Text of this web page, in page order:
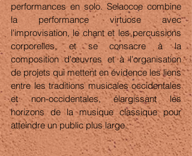
performances en solo. Selaocoe combine
la performance virtuose avec
l'improvisation, le chant et les percussions
corporelles, et se consacre à la
composition d'œuvres et à l'organisation
de projets qui mettent en évidence les liens
entre les traditions musicales occidentales
et non-occidentales, élargissant les
horizons de la musique classique pour
atteindre un public plus large.